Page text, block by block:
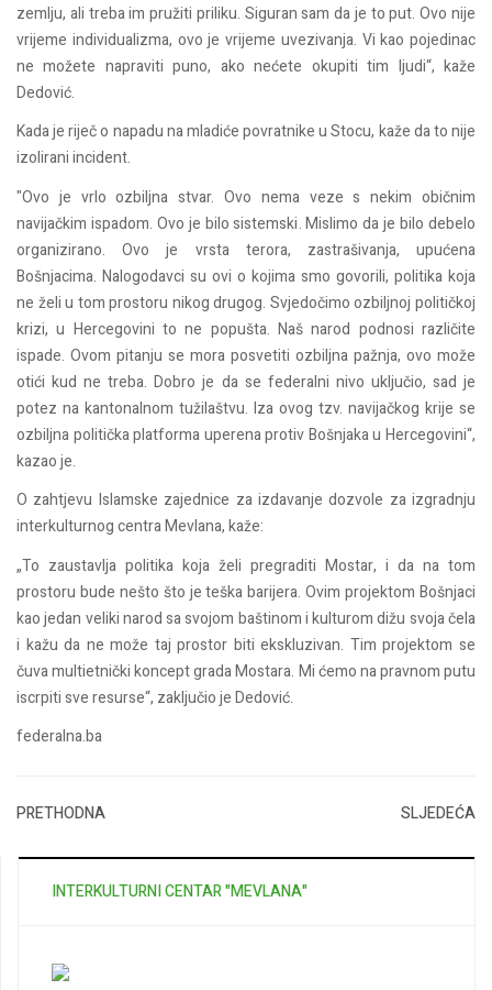
zemlju, ali treba im pružiti priliku. Siguran sam da je to put. Ovo nije
vrijeme individualizma, ovo je vrijeme uvezivanja. Vi kao pojedinac
ne možete napraviti puno, ako nećete okupiti tim ljudi“, kaže
Dedović.
Kada je riječ o napadu na mladiće povratnike u Stocu, kaže da to nije
izolirani incident.
"Ovo je vrlo ozbiljna stvar. Ovo nema veze s nekim običnim
navijačkim ispadom. Ovo je bilo sistemski. Mislimo da je bilo debelo
organizirano. Ovo je vrsta terora, zastrašivanja, upućena
Bošnjacima. Nalogodavci su ovi o kojima smo govorili, politika koja
ne želi u tom prostoru nikog drugog. Svjedočimo ozbiljnoj političkoj
krizi, u Hercegovini to ne popušta. Naš narod podnosi različite
ispade. Ovom pitanju se mora posvetiti ozbiljna pažnja, ovo može
otići kud ne treba. Dobro je da se federalni nivo uključio, sad je
potez na kantonalnom tužilaštvu. Iza ovog tzv. navijačkog krije se
ozbiljna politička platforma uperena protiv Bošnjaka u Hercegovini“,
kazao je.
O zahtjevu Islamske zajednice za izdavanje dozvole za izgradnju
interkulturnog centra Mevlana, kaže:
„To zaustavlja politika koja želi pregraditi Mostar, i da na tom
prostoru bude nešto što je teška barijera. Ovim projektom Bošnjaci
kao jedan veliki narod sa svojom baštinom i kulturom dižu svoja čela
i kažu da ne može taj prostor biti ekskluzivan. Tim projektom se
čuva multietnički koncept grada Mostara. Mi ćemo na pravnom putu
iscrpiti sve resurse“, zaključio je Dedović.
federalna.ba
PRETHODNA SLJEDEĆA
INTERKULTURNI CENTAR "MEVLANA"